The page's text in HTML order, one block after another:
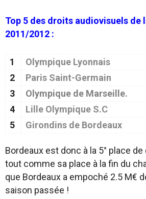
Top 5 des droits audiovisuels de
2011/2012 :
1 Olympique Lyonnais
2
Paris Saint-Germain
3
Olympique de Marseille.
4
Lille Olympique S.C
5
Girondins de Bordeaux
Bordeaux est donc à la 5° place
tout comme sa place à la fin du
que Bordeaux a empoché 2.5 M€
saison passée !